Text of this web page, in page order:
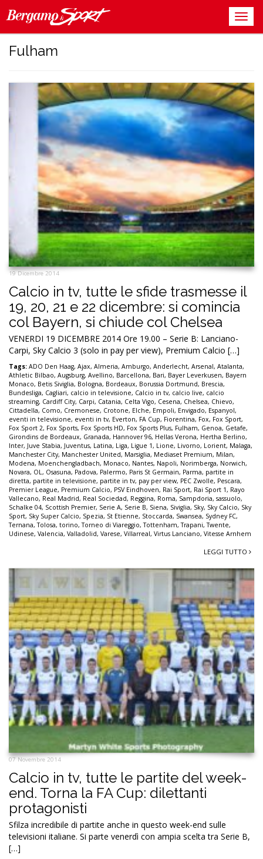
Fulham
19 Dicembre 2014
Calcio in tv, tutte le sfide trasmesse il
19, 20, 21 e 22 dicembre: si comincia
col Bayern, si chiude col Chelsea
VENERDI 19 DICEMBRE 2014 Ore 19.00 – Serie B: Lanciano-
Carpi, Sky Calcio 3 (solo in pay per view), Premium Calcio […]
Tags: ADO Den Haag, Ajax, Almeria, Amburgo, Anderlecht, Arsenal, Atalanta,
Athletic Bilbao, Augsburg, Avellino, Barcellona, Bari, Bayer Leverkusen, Bayern
Monaco, Betis Siviglia, Bologna, Bordeaux, Borussia Dortmund, Brescia,
Bundesliga, Cagliari, calcio in televisione, Calcio in tv, calcio live, calcio
streaming, Cardiff City, Carpi, Catania, Celta Vigo, Cesena, Chelsea, Chievo,
Cittadella, Como, Cremonese, Crotone, Elche, Empoli, Envigado, Espanyol,
eventi in televisione, eventi in tv, Everton, FA Cup, Fiorentina, Fox, Fox Sport,
Fox Sport 2, Fox Sports, Fox Sports HD, Fox Sports Plus, Fulham, Genoa, Getafe,
Girondins de Bordeaux, Granada, Hannover 96, Hellas Verona, Hertha Berlino,
Inter, Juve Stabia, Juventus, Latina, Liga, Ligue 1, Lione, Livorno, Lorient, Malaga,
Manchester City, Manchester United, Marsiglia, Mediaset Premium, Milan,
Modena, Moenchengladbach, Monaco, Nantes, Napoli, Norimberga, Norwich,
Novara, OL, Osasuna, Padova, Palermo, Paris St Germain, Parma, partite in
diretta, partite in televisione, partite in tv, pay per view, PEC Zwolle, Pescara,
Premier League, Premium Calcio, PSV Eindhoven, Rai Sport, Rai Sport 1, Rayo
Vallecano, Real Madrid, Real Sociedad, Reggina, Roma, Sampdoria, sassuolo,
Schalke 04, Scottish Premier, Serie A, Serie B, Siena, Siviglia, Sky, Sky Calcio, Sky
Sport, Sky Super Calcio, Spezia, St Etienne, Stoccarda, Swansea, Sydney FC,
Ternana,Tolosa, torino,Torneo di Viareggio,Tottenham,Trapani,Twente,
Udinese, Valencia, Valladolid, Varese, Villarreal, Virtus Lanciano, Vitesse Arnhem
LEGGI TUTTO
07 Novembre 2014
Calcio in tv, tutte le partite del week-
end. Torna la FA Cup: dilettanti
protagonisti
Sfilza incredibile di partite anche in questo week-end sulle
televisioni italiane. Si parte venerdì con ampia scelta tra Serie B,
[…]